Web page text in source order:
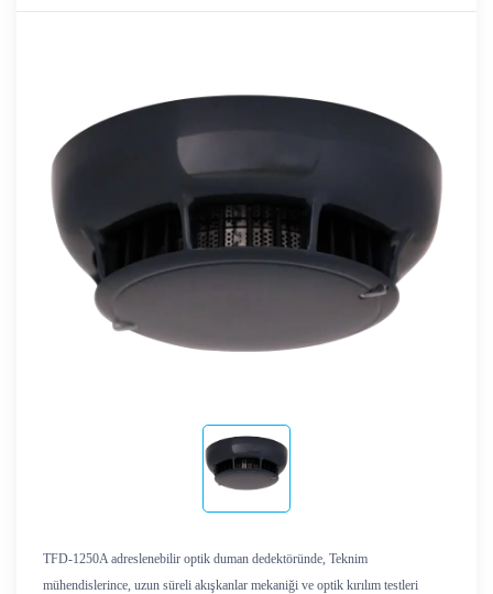
TFD-1250A adreslenebilir optik duman dedektöründe, Teknim
mühendislerince, uzun süreli akışkanlar mekaniği ve optik kırılım testleri